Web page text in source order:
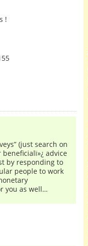
!
(just search on
advice
by responding to
people to work
you as well…